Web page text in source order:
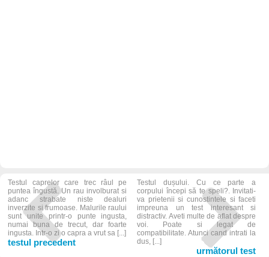
Testul caprelor care trec râul pe
puntea îngustă. Un rau involburat si
adanc strabate niste dealuri
inverzite si frumoase. Malurile raului
sunt unite printr-o punte ingusta,
numai buna de trecut, dar foarte
ingusta. Intr-o zi o capra a vrut sa [...]
testul precedent
Testul dușului. Cu ce parte a
corpului începi să te speli?. Invitati-
va prietenii si cunostintele si faceti
impreuna un test interesant si
distractiv. Aveti multe de aflat despre
voi. Poate si legat de
compatibilitate. Atunci cand intrati la
dus, [...]
următorul test